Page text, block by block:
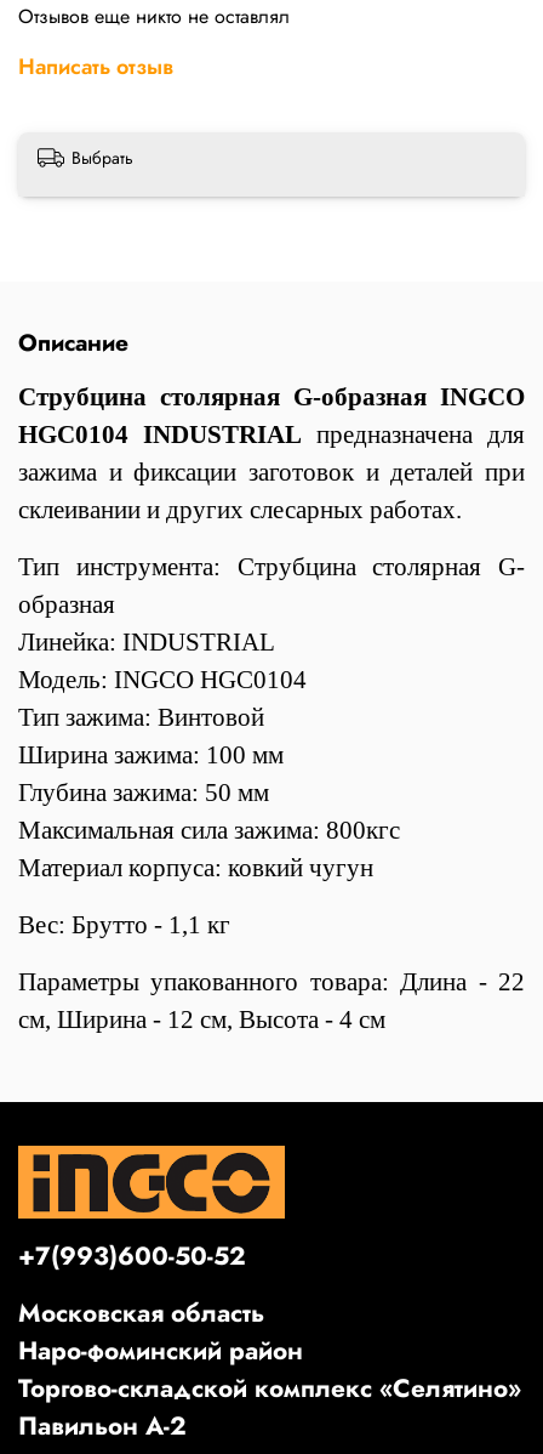
Отзывов еще никто не оставлял
Написать отзыв
Выбрать
Описание
Струбцина столярная G-образная INGCO
HGC0104 INDUSTRIAL предназначена для
зажима и фиксации заготовок и деталей при
склеивании и других слесарных работах.
Тип инструмента: Струбцина столярная G-
образная
Линейка: INDUSTRIAL
Модель: INGCO HGC0104
Тип зажима: Винтовой
Ширина зажима: 100 мм
Глубина зажима: 50 мм
Максимальная сила зажима: 800кгс
Материал корпуса: ковкий чугун
Вес: Брутто - 1,1 кг
Параметры упакованного товара: Длина - 22
см, Ширина - 12 см, Высота - 4 см
+7(993)600-50-52
Московская область
Наро-фоминский район
Торгово-складской комплекс «Селятино»
Павильон А-2